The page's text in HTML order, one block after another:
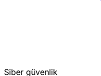
Siber güvenlik